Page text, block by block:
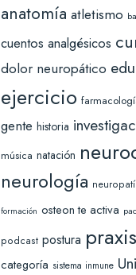
anatomía atletismo
cuentos analgésicos
dolor neuropático
ejercicio
gente historia
música natación
neurología
formación osteon te activa
podcast postura praxis
categoría sistema inmune